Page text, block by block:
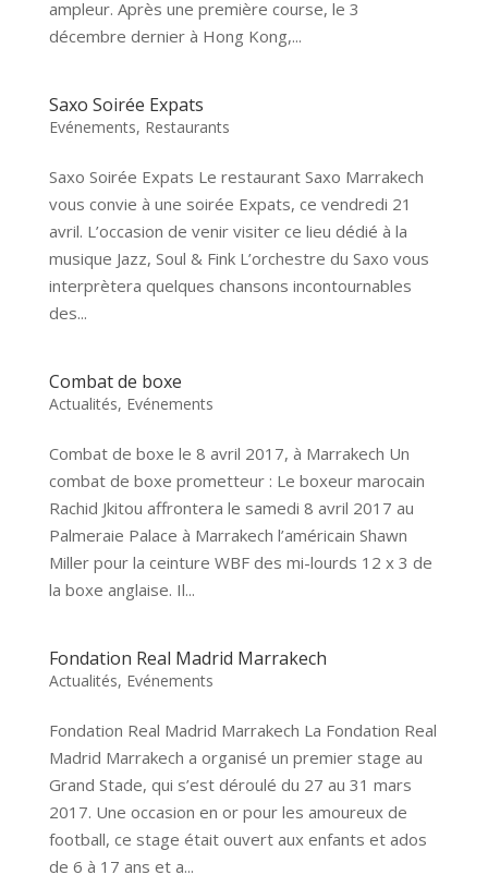
ampleur. Après une première course, le 3
décembre dernier à Hong Kong,...
Saxo Soirée Expats
Evénements, Restaurants
Saxo Soirée Expats Le restaurant Saxo Marrakech
vous convie à une soirée Expats, ce vendredi 21
avril. L’occasion de venir visiter ce lieu dédié à la
musique Jazz, Soul & Fink L’orchestre du Saxo vous
interprètera quelques chansons incontournables
des...
Combat de boxe
Actualités, Evénements
Combat de boxe le 8 avril 2017, à Marrakech Un
combat de boxe prometteur : Le boxeur marocain
Rachid Jkitou affrontera le samedi 8 avril 2017 au
Palmeraie Palace à Marrakech l’américain Shawn
Miller pour la ceinture WBF des mi-lourds 12 x 3 de
la boxe anglaise. Il...
Fondation Real Madrid Marrakech
Actualités, Evénements
Fondation Real Madrid Marrakech La Fondation Real
Madrid Marrakech a organisé un premier stage au
Grand Stade, qui s’est déroulé du 27 au 31 mars
2017. Une occasion en or pour les amoureux de
football, ce stage était ouvert aux enfants et ados
de 6 à 17 ans et a...